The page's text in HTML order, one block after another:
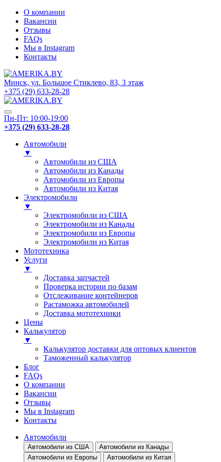
О компании
Вакансии
Отзывы
FAQs
Мы в Instagram
Контакты
Минск, ул. Большое Стиклево, 83, 3 этаж
+375 (29) 633-28-28
Пн-Пт: 10:00-19:00
+375 (29) 633-28-28
Автомобили
▼
Автомобили из США
Автомобили из Канады
Автомобили из Европы
Автомобили из Китая
Электромобили
▼
Электромобили из США
Электромобили из Канады
Электромобили из Европы
Электромобили из Китая
Мототехника
Услуги
▼
Доставка запчастей
Проверка истории по базам
Отслеживание контейнеров
Растаможка автомобилей
Доставка мототехники
Цены
Калькулятор
▼
Калькулятор доставки для оптовых клиентов
Таможенный калькулятор
Блог
FAQs
О компании
Вакансии
Отзывы
Мы в Instagram
Контакты
Автомобили
Автомобили из США
Автомобили из Канады
Автомобили из Европы
Автомобили из Китая